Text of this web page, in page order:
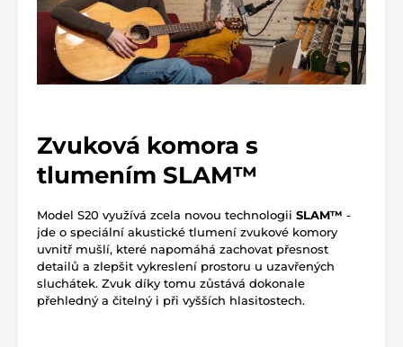
Zvuková komora s
tlumením SLAM™
Model S20 využívá zcela novou technologii SLAM™ -
jde o speciální akustické tlumení zvukové komory
uvnitř mušlí, které napomáhá zachovat přesnost
detailů a zlepšit vykreslení prostoru u uzavřených
sluchátek. Zvuk díky tomu zůstává dokonale
přehledný a čitelný i při vyšších hlasitostech.